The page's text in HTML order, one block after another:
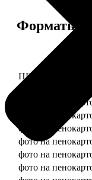
Форматы и
ПЕНОКАРТОН
фото на
фото на
фото на
фото на
фото на
фото на
фото на